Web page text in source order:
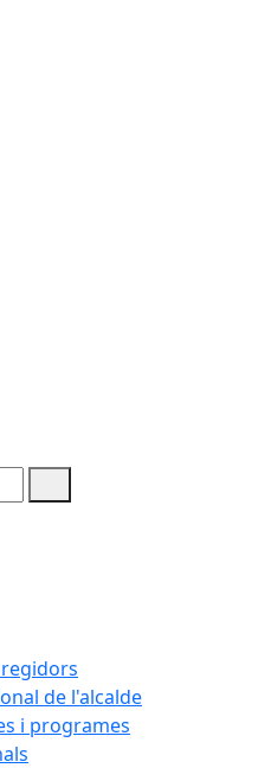
de l'alcalde
i programes